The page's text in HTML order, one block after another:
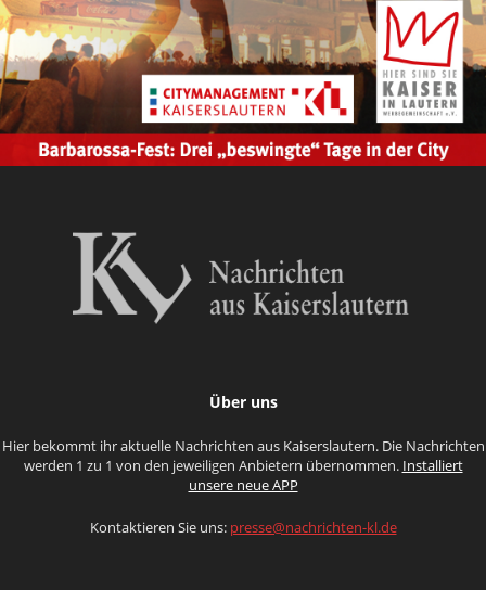
Über uns
Hier bekommt ihr aktuelle Nachrichten aus Kaiserslautern. Die Nachrichten
werden 1 zu 1 von den jeweiligen Anbietern übernommen. Installiert
unsere neue APP
Kontaktieren Sie uns: presse@nachrichten-kl.de